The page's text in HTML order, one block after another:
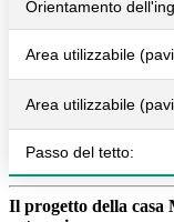
Orientamento
Area utilizzabile
Area utilizzabile
Passo del tetto:
Il progetto della casa